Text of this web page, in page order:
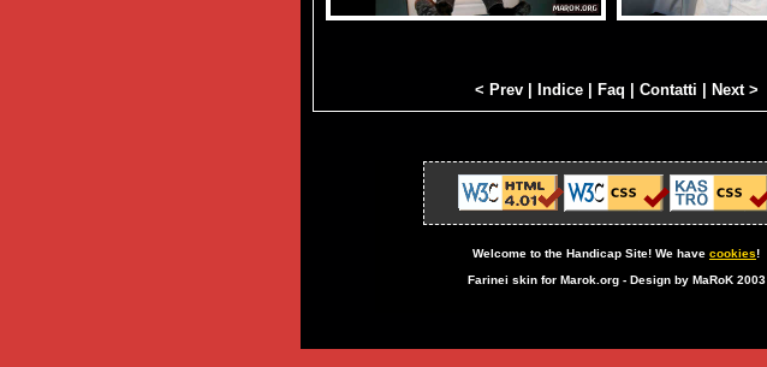
< Prev| Indice| Faq Contatti Next >
Welcome to the Handicap Site! We have cookies!
Farinei skin for Marok.org - Design by MaRoK 2003